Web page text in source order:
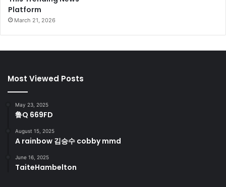
Platform
March 21, 2026
Most Viewed Posts
May 23, 2025
鲁Q 669FD
August 15, 2025
A rainbow 김승수 cobby mmd
June 16, 2025
TaiteHambelton